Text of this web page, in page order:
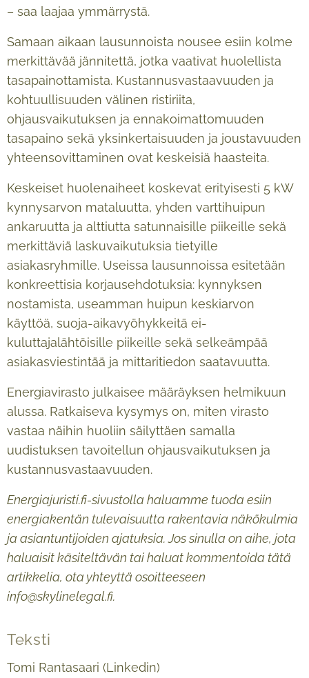
– saa laajaa ymmärrystä.
Samaan aikaan lausunnoista nousee esiin kolme
merkittävää jännitettä, jotka vaativat huolellista
tasapainottamista. Kustannusvastaavuuden ja
kohtuullisuuden välinen ristiriita,
ohjausvaikutuksen ja ennakoimattomuuden
tasapaino sekä yksinkertaisuuden ja joustavuuden
yhteensovittaminen ovat keskeisiä haasteita.
Keskeiset huolenaiheet koskevat erityisesti 5 kW
kynnysarvon mataluutta, yhden varttihuipun
ankaruutta ja alttiutta satunnaisille piikeille sekä
merkittäviä laskuvaikutuksia tietyille
asiakasryhmille. Useissa lausunnoissa esitetään
konkreettisia korjausehdotuksia: kynnyksen
nostamista, useamman huipun keskiarvon
käyttöä, suoja-aikavyöhykkeitä ei-
kuluttajalähtöisille piikeille sekä selkeämpää
asiakasviestintää ja mittaritiedon saatavuutta.
Energiavirasto julkaisee määräyksen helmikuun
alussa. Ratkaiseva kysymys on, miten virasto
vastaa näihin huoliin säilyttäen samalla
uudistuksen tavoitellun ohjausvaikutuksen ja
kustannusvastaavuuden.
Energiajuristi.fi-sivustolla haluamme tuoda esiin
energiakentän tulevaisuutta rakentavia näkökulmia
ja asiantuntijoiden ajatuksia. Jos sinulla on aihe, jota
haluaisit käsiteltävän tai haluat kommentoida tätä
artikkelia, ota yhteyttä osoitteeseen
info@skylinelegal.fi.
Teksti
Tomi Rantasaari (Linkedin)